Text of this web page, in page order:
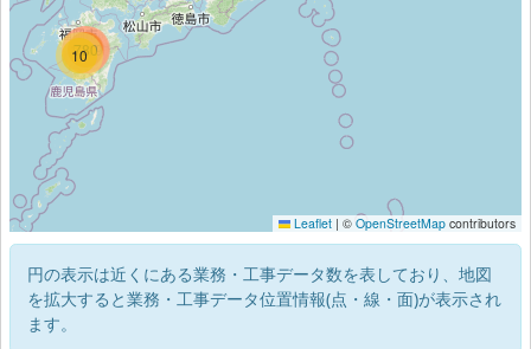
10
1219
780
Leaflet | © OpenStreetMap contributors
円の表示は近くにある業務・工事データ数を表しており、地図
を拡大すると業務・工事データ位置情報(点・線・面)が表示され
ます。